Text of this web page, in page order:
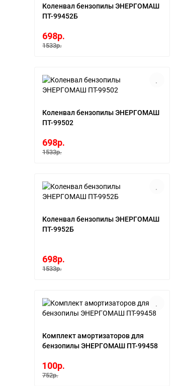
Коленвал бензопилы ЭНЕРГОМАШ
ПТ-99452Б
698р.
1533р.
Коленвал бензопилы ЭНЕРГОМАШ
ПТ-99502
698р.
1533р.
Коленвал бензопилы ЭНЕРГОМАШ
ПТ-9952Б
698р.
1533р.
Комплект амортизаторов для
бензопилы ЭНЕРГОМАШ ПТ-99458
100р.
752р.